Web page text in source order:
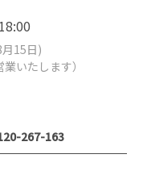
15日)
いたします）
267-163